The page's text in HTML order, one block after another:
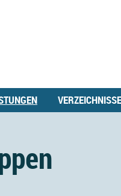
VERZEICHNISSE